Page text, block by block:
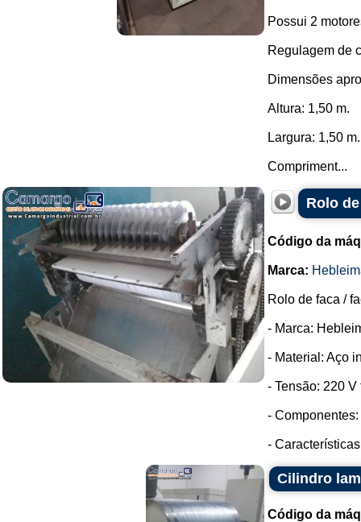
Possui 2
Regulagem de
Dimensões
Altura: 1,50 m.
Largura: 1,50 m.
Compriment...
Rolo
Código da
Marca:
Rolo de faca /
- Marca:
- Material: Aço
- Tensão: 220 V
-
-
Cilindro
Código da